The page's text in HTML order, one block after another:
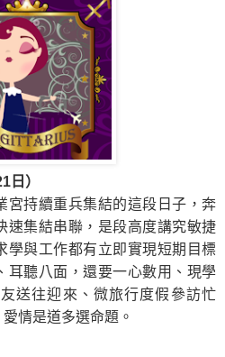
日）
宮持續重兵集結的這段日子，奔
速集結串聯，是段高度講究敏捷
學與工作都有立即實現短期目標
耳聽八面，還要一心數用、現學
送往迎來、微旅行度假參訪忙
情是道多選命題。